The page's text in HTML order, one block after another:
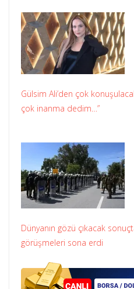
Gülsim Ali’den çok
çok inanma dedim…”
Dünyanın gözü çıkacak
görüşmeleri sona erdi